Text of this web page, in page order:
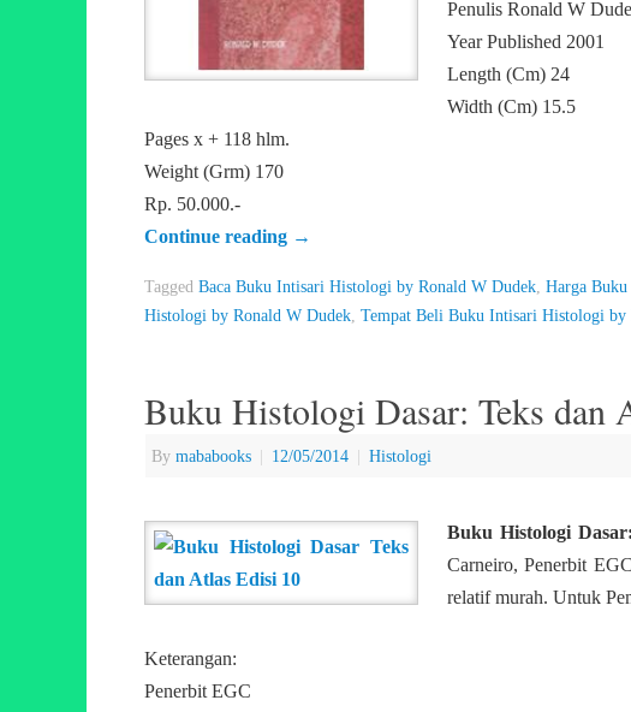
Penulis Ronald W
Year Published 2001
Length (Cm) 24
Width (Cm) 15.5
Pages x + 118 hlm.
Weight (Grm) 170
Rp. 50.000.-
Continue reading →
Tagged Baca Buku Intisari Histologi by Ronald W Dudek Harga
Histologi by Ronald W Dudek Tempat Beli Buku Intisari Histologi by
Buku Histologi Dasar: Teks dan
By mababooks | 12/05/2014 | Histologi
Buku Histologi
Carneiro, Penerbit
relatif murah. Untuk
Keterangan:
Penerbit EGC